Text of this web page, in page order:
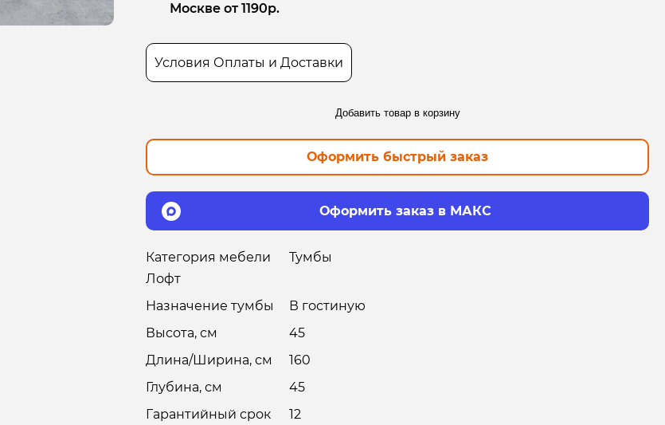
Москве от 1190р.
Условия Оплаты и Доставки
Добавить товар в корзину
Оформить быстрый заказ
Оформить заказ в МАКС
Категория мебели
Лофт
Тумбы
Назначение тумбы
В гостиную
Высота, см
45
Длина/Ширина, см
160
Глубина, см
45
Гарантийный срок
12